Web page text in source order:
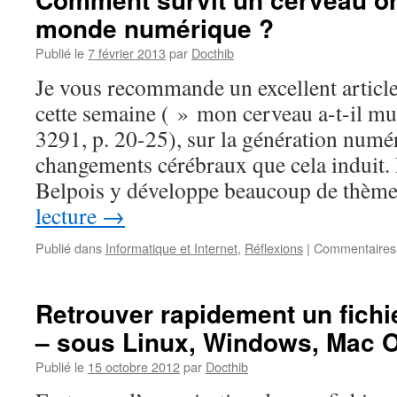
monde numérique ?
Publié le7 février 2013 par Docthib
Je vous recommande un excellent
cette semaine ( » mon cerveau a-t-il
3291, p. 20-25), sur la génération
changements cérébraux que cela
Belpois y développe beaucoup de
lecture →
Publié dans Informatique et Internet, Réflexions |
Retrouver rapidement un
– sous Linux, Windows, Mac
Publié le 15 octobre 2012par Docthib